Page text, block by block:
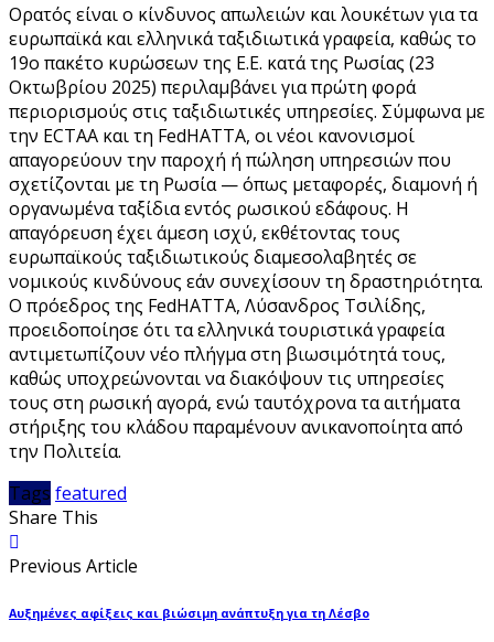
Ορατός είναι ο κίνδυνος απωλειών και λουκέτων για τα
ευρωπαϊκά και ελληνικά ταξιδιωτικά γραφεία, καθώς το
19ο πακέτο κυρώσεων της Ε.Ε. κατά της Ρωσίας (23
Οκτωβρίου 2025) περιλαμβάνει για πρώτη φορά
περιορισμούς στις ταξιδιωτικές υπηρεσίες. Σύμφωνα με
την ECTAA και τη FedHATTA, οι νέοι κανονισμοί
απαγορεύουν την παροχή ή πώληση υπηρεσιών που
σχετίζονται με τη Ρωσία — όπως μεταφορές, διαμονή ή
οργανωμένα ταξίδια εντός ρωσικού εδάφους. Η
απαγόρευση έχει άμεση ισχύ, εκθέτοντας τους
ευρωπαϊκούς ταξιδιωτικούς διαμεσολαβητές σε
νομικούς κινδύνους εάν συνεχίσουν τη δραστηριότητα.
Ο πρόεδρος της FedHATTA, Λύσανδρος Τσιλίδης,
προειδοποίησε ότι τα ελληνικά τουριστικά γραφεία
αντιμετωπίζουν νέο πλήγμα στη βιωσιμότητά τους,
καθώς υποχρεώνονται να διακόψουν τις υπηρεσίες
τους στη ρωσική αγορά, ενώ ταυτόχρονα τα αιτήματα
στήριξης του κλάδου παραμένουν ανικανοποίητα από
την Πολιτεία.
Tags featured
Share This
Previous Article
Αυξημένες αφίξεις και βιώσιμη ανάπτυξη για τη Λέσβο